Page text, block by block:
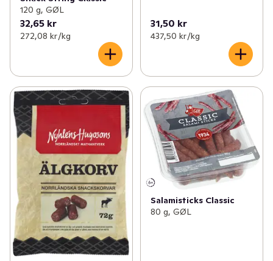
120 g, GØL
32,65 kr
272,08 kr /kg
31,50 kr
437,50 kr /kg
Salamisticks Classic
80 g, GØL